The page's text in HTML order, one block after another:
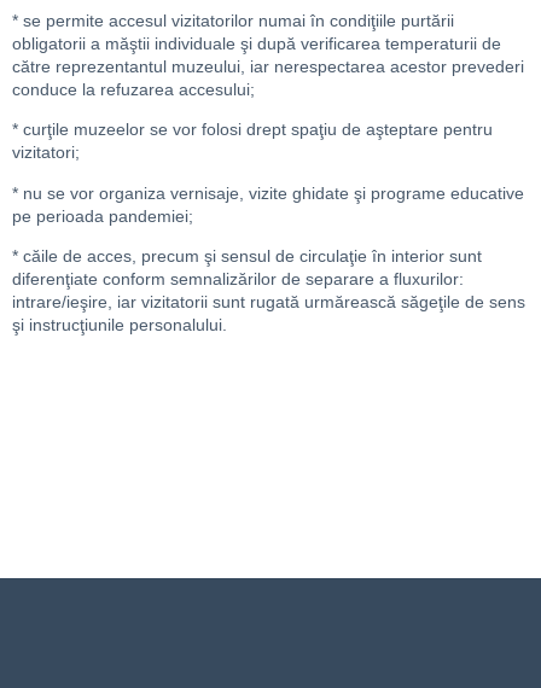
* se permite accesul vizitatorilor numai în condiţiile purtării
obligatorii a măştii individuale şi după verificarea temperaturii de
către reprezentantul muzeului, iar nerespectarea acestor prevederi
conduce la refuzarea accesului;
* curţile muzeelor se vor folosi drept spaţiu de aşteptare pentru
vizitatori;
* nu se vor organiza vernisaje, vizite ghidate şi programe educative
pe perioada pandemiei;
* căile de acces, precum şi sensul de circulaţie în interior sunt
diferenţiate conform semnalizărilor de separare a fluxurilor:
intrare/ieşire, iar vizitatorii sunt rugată urmărească săgeţile de sens
şi instrucţiunile personalului.